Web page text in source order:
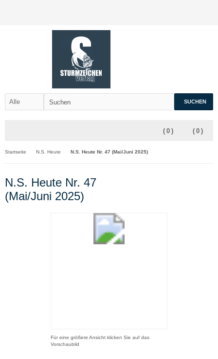
SUCHEN
( 0 )
( 0 )
Startseite N.S. Heute N.S. Heute Nr. 47 (Mai/Juni 2025)
N.S. Heute Nr. 47
(Mai/Juni 2025)
Für eine größere Ansicht klicken Sie auf das
Vorschaubild